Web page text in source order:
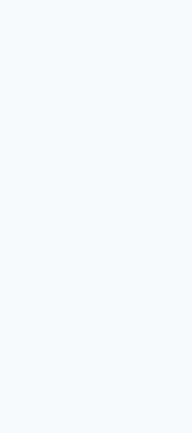
en lækker